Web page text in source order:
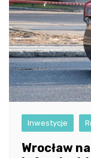
Inwestycje
Wrocław